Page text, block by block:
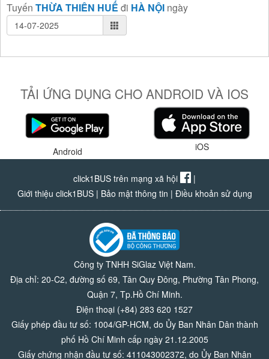
Tuyến THỪA THIÊN HUẾ đi HÀ NỘI ngày
TẢI ỨNG DỤNG CHO ANDROID VÀ IOS
Android iOS
click1BUS trên mạng xã hội
|
Giới thiệu click1BUS| Bảo mật thông tin | Điều khoản sử dụng
Công ty TNHH SiGlaz Việt Nam.
Địa chỉ: 20-C2, đường số 69, Tân Quy Đông, Phường Tân Phong,
Quận 7, Tp.Hồ Chí Minh.
Điện thoại (+84) 283 620 1527
Giấy phép đầu tư số: 1004/GP-HCM, do Ủy Ban Nhân Dân thành
phố Hồ Chí Minh cấp ngày 21.12.2005
Giấy chứng nhận đầu tư số: 411043002372, do Ủy Ban Nhân